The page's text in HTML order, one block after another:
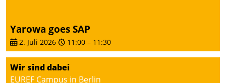
datengestützte
Entscheidungen.
Yarowa goes SAP
2. Juli 2026 11:00 – 11:30
Wir sind dabei
EUREF Campus in Berlin